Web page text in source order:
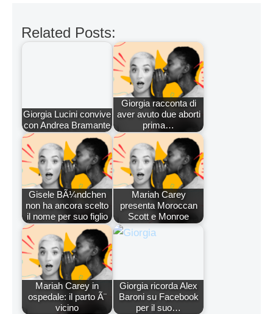
Related Posts:
Giorgia Lucini convive
con Andrea Bramante
Giorgia racconta di
aver avuto due aborti
prima…
Gisele BÃ¼ndchen
non ha ancora scelto
il nome per suo figlio
Mariah Carey
presenta Moroccan
Scott e Monroe
Mariah Carey in
ospedale: il parto Ã¨
vicino
Giorgia ricorda Alex
Baroni su Facebook
per il suo…